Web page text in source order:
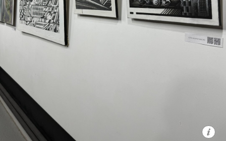
Ель»
Новый коллективный выставочный
проект «Эхо ремесла» соединяет в себе
искусства и позволяет увидеть
мастеров с новой стороны, раскрыть
их внутренний мир и индивидуальный
стиль, выходя за рамки нормативов
индустрии.